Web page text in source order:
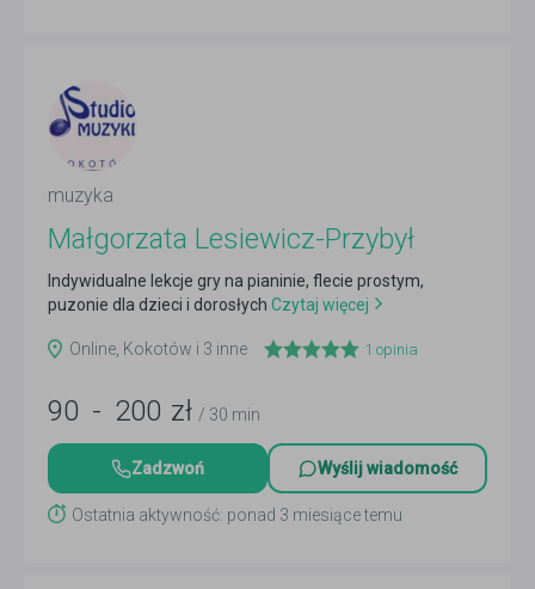
muzyka
Małgorzata Lesiewicz-Przybył
Indywidualne lekcje gry na pianinie, flecie prostym,
puzonie dla dzieci i dorosłych Czytaj więcej
Online, Kokotów i 3 inne 1 opinia
90 - 200 zł / 30 min
Zadzwoń Wyślij wiadomość
Ostatnia aktywność: ponad 3 miesiące temu